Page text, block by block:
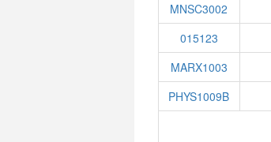
MNSC3002
015123
MARX1003
PHYS1009B